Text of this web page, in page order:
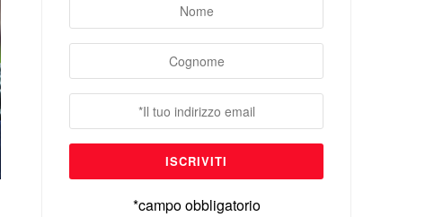
*campo obbligatorio